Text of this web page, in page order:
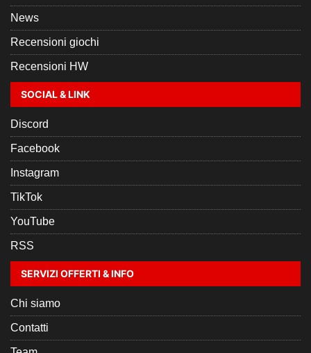
News
Recensioni giochi
Recensioni HW
SOCIAL & LINK
Discord
Facebook
Instagram
TikTok
YouTube
RSS
SERVIZI OFFERTI & INFO
Chi siamo
Contatti